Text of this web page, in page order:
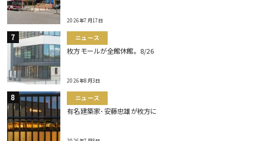
2026年7月17日
ニュース
枚方モールが全館休館。8/26
2026年8月3日
ニュース
有名建築家･安藤忠雄が枚方に